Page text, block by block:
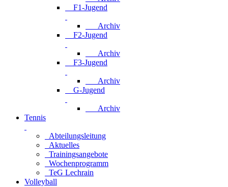
F1-Jugend
Archiv
F2-Jugend
Archiv
F3-Jugend
Archiv
G-Jugend
Archiv
Tennis
Abteilungsleitung
Aktuelles
Trainingsangebote
Wochenprogramm
TeG Lechrain
Volleyball